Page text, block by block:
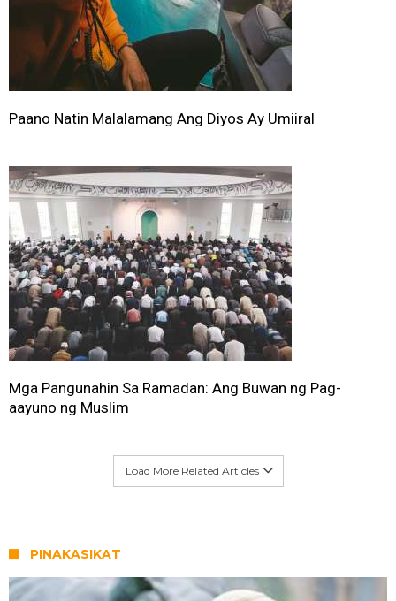
Paano Natin Malalamang Ang Diyos Ay Umiiral
Mga Pangunahin Sa Ramadan: Ang Buwan ng Pag-
aayuno ng Muslim
Load More Related Articles
PINAKASIKAT